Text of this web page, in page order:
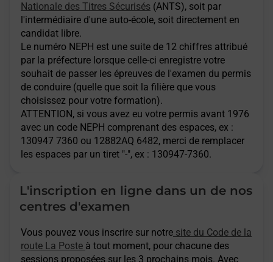
Nationale des Titres Sécurisés (ANTS), soit par
l'intermédiaire d'une auto-école, soit directement en
candidat libre.
Le numéro NEPH est une suite de 12 chiffres attribué
par la préfecture lorsque celle-ci enregistre votre
souhait de passer les épreuves de l'examen du permis
de conduire (quelle que soit la filière que vous
choisissez pour votre formation).
ATTENTION, si vous avez eu votre permis avant 1976
avec un code NEPH comprenant des espaces, ex :
130947 7360 ou 12882AQ 6482, merci de remplacer
les espaces par un tiret "-", ex : 130947-7360.
L'inscription en ligne dans un de nos
centres d'examen
Vous pouvez vous inscrire sur notre site du Code de la
route La Poste à tout moment, pour chacune des
sessions proposées sur les 3 prochains mois. Avec